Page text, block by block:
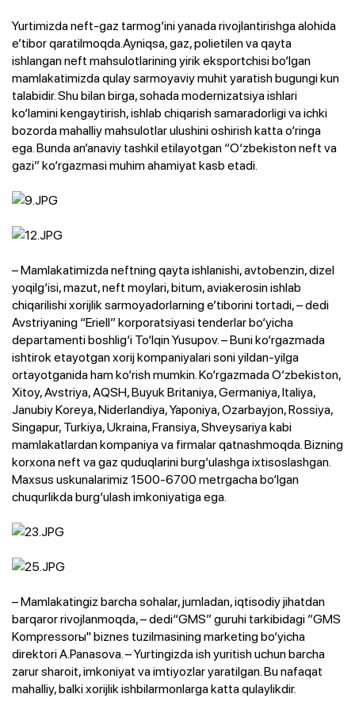
Yurtimizda neft-gaz tarmog‘ini yanada rivojlantirishga alohida
e’tibor qaratilmoqda.Ayniqsa, gaz, polietilen va qayta
ishlangan neft mahsulotlarining yirik eksportchisi bo‘lgan
mamlakatimizda qulay sarmoyaviy muhit yaratish bugungi kun
talabidir. Shu bilan birga, sohada modernizatsiya ishlari
ko‘lamini kengaytirish, ishlab chiqarish samaradorligi va ichki
bozorda mahalliy mahsulotlar ulushini oshirish katta o‘ringa
ega. Bunda an’anaviy tashkil etilayotgan “O‘zbekiston neft va
gazi” ko‘rgazmasi muhim ahamiyat kasb etadi.
– Mamlakatimizda neftning qayta ishlanishi, avtobenzin, dizel
yoqilg‘isi, mazut, neft moylari, bitum, aviakerosin ishlab
chiqarilishi xorijlik sarmoyadorlarning e’tiborini tortadi, – dedi
Avstriyaning “Eriell” korporatsiyasi tenderlar bo‘yicha
departamenti boshlig‘i To‘lqin Yusupov. – Buni ko‘rgazmada
ishtirok etayotgan xorij kompaniyalari soni yildan-yilga
ortayotganida ham ko‘rish mumkin. Ko‘rgazmada O‘zbekiston,
Xitoy, Avstriya, AQSH, Buyuk Britaniya, Germaniya, Italiya,
Janubiy Koreya, Niderlandiya, Yaponiya, Ozarbayjon, Rossiya,
Singapur, Turkiya, Ukraina, Fransiya, Shveysariya kabi
mamlakatlardan kompaniya va firmalar qatnashmoqda. Bizning
korxona neft va gaz quduqlarini burg‘ulashga ixtisoslashgan.
Maxsus uskunalarimiz 1500-6700 metrgacha bo‘lgan
chuqurlikda burg‘ulash imkoniyatiga ega.
– Mamlakatingiz barcha sohalar, jumladan, iqtisodiy jihatdan
barqaror rivojlanmoqda, – dedi“GMS” guruhi tarkibidagi ”GMS
Kompressorы" biznes tuzilmasining marketing bo‘yicha
direktori A.Panasova. – Yurtingizda ish yuritish uchun barcha
zarur sharoit, imkoniyat va imtiyozlar yaratilgan. Bu nafaqat
mahalliy, balki xorijlik ishbilarmonlarga katta qulaylikdir.